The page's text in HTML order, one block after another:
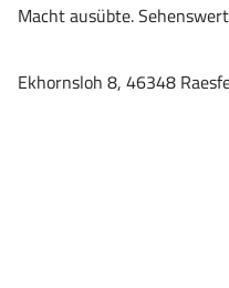
Macht ausübte.
Ekhornsloh 8, 46348